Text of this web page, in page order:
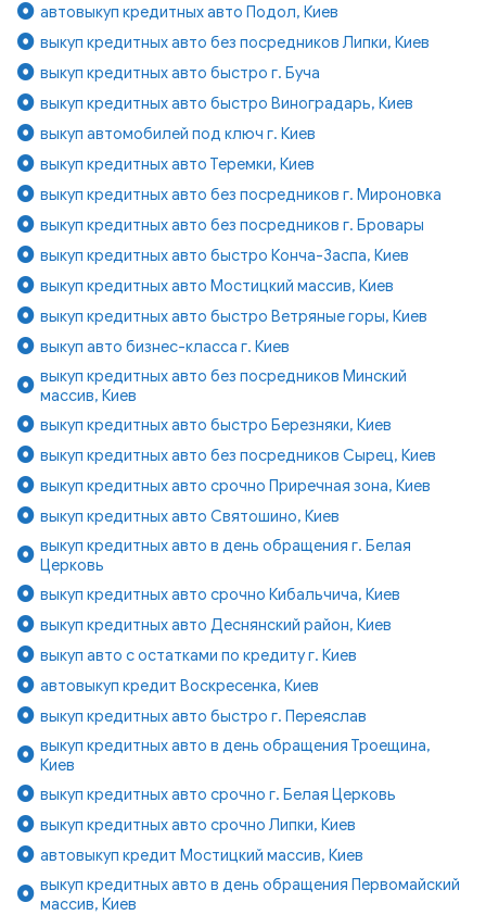
автовыкуп кредитных авто Подол, Киев
выкуп кредитных авто без посредников Липки, Киев
выкуп кредитных авто быстро г. Буча
выкуп кредитных авто быстро Виноградарь, Киев
выкуп автомобилей под ключ г. Киев
выкуп кредитных авто Теремки, Киев
выкуп кредитных авто без посредников г. Мироновка
выкуп кредитных авто без посредников г. Бровары
выкуп кредитных авто быстро Конча-Заспа, Киев
выкуп кредитных авто Мостицкий массив, Киев
выкуп кредитных авто быстро Ветряные горы, Киев
выкуп авто бизнес-класса г. Киев
выкуп кредитных авто без посредников Минский
массив, Киев
выкуп кредитных авто быстро Березняки, Киев
выкуп кредитных авто без посредников Сырец, Киев
выкуп кредитных авто срочно Приречная зона, Киев
выкуп кредитных авто Святошино, Киев
выкуп кредитных авто в день обращения г. Белая
Церковь
выкуп кредитных авто срочно Кибальчича, Киев
выкуп кредитных авто Деснянский район, Киев
выкуп авто с остатками по кредиту г. Киев
автовыкуп кредит Воскресенка, Киев
выкуп кредитных авто быстро г. Переяслав
выкуп кредитных авто в день обращения Троещина,
Киев
выкуп кредитных авто срочно г. Белая Церковь
выкуп кредитных авто срочно Липки, Киев
автовыкуп кредит Мостицкий массив, Киев
выкуп кредитных авто в день обращения Первомайский
массив, Киев